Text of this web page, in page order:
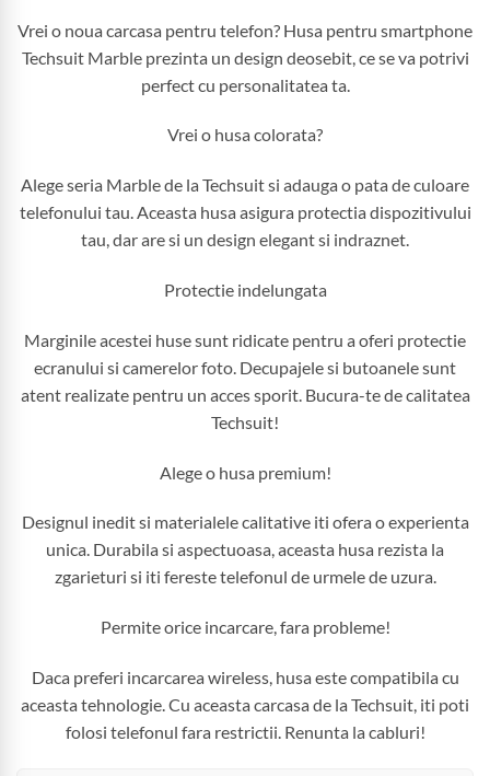
Vrei o noua carcasa pentru telefon? Husa pentru smartphone
Techsuit Marble prezinta un design deosebit, ce se va potrivi
perfect cu personalitatea ta.
Vrei o husa colorata?
Alege seria Marble de la Techsuit si adauga o pata de culoare
telefonului tau. Aceasta husa asigura protectia dispozitivului
tau, dar are si un design elegant si indraznet.
Protectie indelungata
Marginile acestei huse sunt ridicate pentru a oferi protectie
ecranului si camerelor foto. Decupajele si butoanele sunt
atent realizate pentru un acces sporit. Bucura-te de calitatea
Techsuit!
Alege o husa premium!
Designul inedit si materialele calitative iti ofera o experienta
unica. Durabila si aspectuoasa, aceasta husa rezista la
zgarieturi si iti fereste telefonul de urmele de uzura.
Permite orice incarcare, fara probleme!
Daca preferi incarcarea wireless, husa este compatibila cu
aceasta tehnologie. Cu aceasta carcasa de la Techsuit, iti poti
folosi telefonul fara restrictii. Renunta la cabluri!